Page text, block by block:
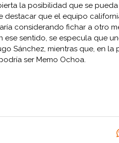
la posibilidad que se
destacar que el equipo
considerando fichar a otro
ese sentido, se especula que
Sánchez, mientras que, en
ser Memo Ochoa.